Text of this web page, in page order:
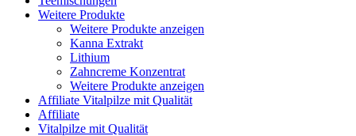
Weitere Produkte
Weitere Produkte anzeigen
Kanna Extrakt
Lithium
Zahncreme Konzentrat
Weitere Produkte anzeigen
Affiliate Vitalpilze mit Qualität
Affiliate
Vitalpilze mit Qualität